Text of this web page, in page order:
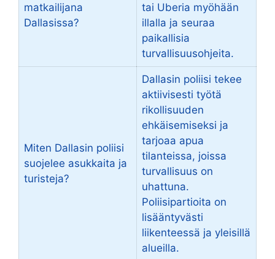
matkailijana
Dallasissa?
tai Uberia myöhään
illalla ja seuraa
paikallisia
turvallisuusohjeita.
Miten Dallasin poliisi
suojelee asukkaita ja
turisteja?
Dallasin poliisi tekee
aktiivisesti työtä
rikollisuuden
ehkäisemiseksi ja
tarjoaa apua
tilanteissa, joissa
turvallisuus on
uhattuna.
Poliisipartioita on
lisääntyvästi
liikenteessä ja yleisillä
alueilla.